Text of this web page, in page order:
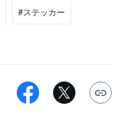
#ステッカー